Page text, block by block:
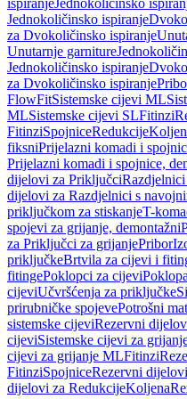
ispiranjeJednokoličinsko
Jednokoličinsko ispiranje
za Dvokoličinsko ispiranje
Unutarnje garniture
Jednokoličinsko ispiranje
za Dvokoličinsko ispiranje
FlowFitSistemske cijevi ML
MLSistemske cijevi SLFitinzi
FitinziSpojniceRedukcije
fiksniPrijelazni komadi i
Prijelazni komadi i spojnice,
dijelovi za Priključci
dijelovi za Razdjelnici s
priključkom za stiskanjeT-
spojevi za grijanje, demontažni
za Priključci za grijanjePribor
priključkeBrtvila za cijevi i
fitingePoklopci za cijevi
cijeviUčvršćenja za priključke
prirubničke spojevePotrošni
sistemske cijeviRezervni
cijeviSistemske cijevi za
cijevi za grijanje MLFitinzi
FitinziSpojniceRezervni
dijelovi za RedukcijeKoljena